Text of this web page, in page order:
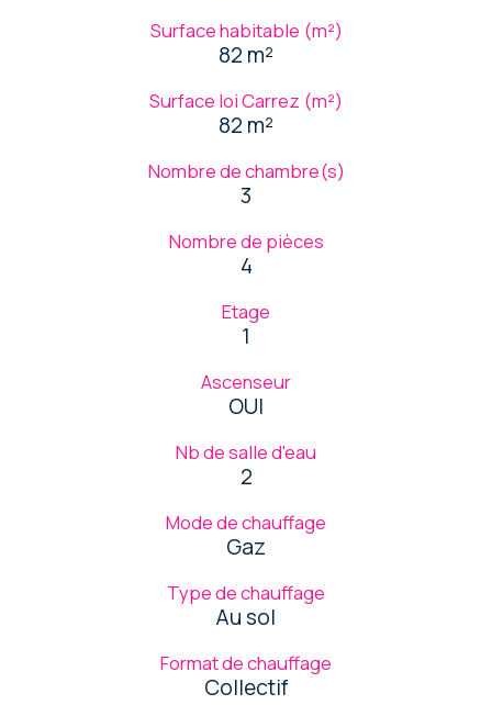
Surface habitable (m²)
82 m²
Surface loi Carrez (m²)
82 m²
Nombre de chambre(s)
3
Nombre de pièces
4
Etage
1
Ascenseur
OUI
Nb de salle d'eau
2
Mode de chauffage
Gaz
Type de chauffage
Au sol
Format de chauffage
Collectif